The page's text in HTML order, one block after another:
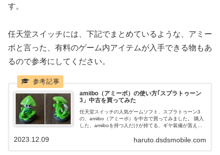
す。
任天堂スイッチには、下記でまとめているような、アミー
ボと言った、有料のゲーム内アイテムが入手できる物もあ
るので参考にしてください。
amiibo（アミーボ）の使い方｢スプラトゥーン
3」中古を買ってみた
任天堂スイッチの人気ゲームソフト、スプラトゥーン3
の、amiibo（アミーボ）を中古で買ってみました。 購入
した、amiiboを持つ人だけが持てる、ギヤ装備が貰えま
や、種類なども含めて、紹介していきます。
haruto.dsdsmobile.com
2023.12.09